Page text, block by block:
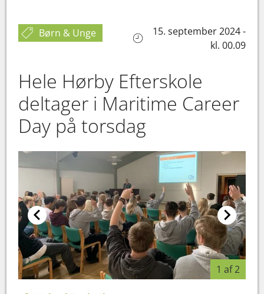
Børn & Unge
15. september 2024 -
kl. 00.09
Hele Hørby Efterskole
deltager i Maritime Career
Day på torsdag
1 af 2